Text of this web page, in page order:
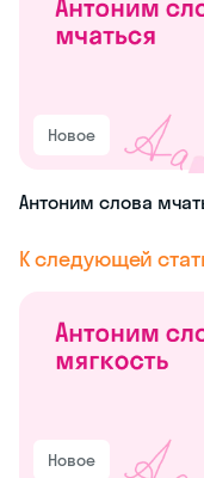
Новое
Антоним слова
К следующей
Новое